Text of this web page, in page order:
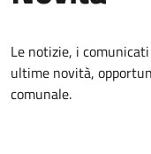
Le notizie, i
ultime novità,
comunale.